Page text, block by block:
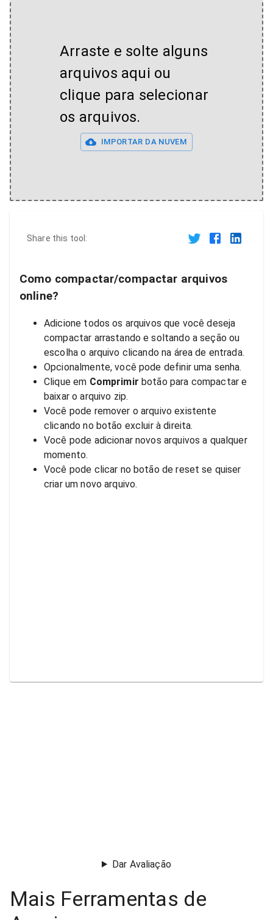
Arraste e solte alguns
arquivos aqui ou
clique para selecionar
os arquivos.
IMPORTAR DA NUVEM
Share this tool:
Como compactar/compactar arquivos
online?
Adicione todos os arquivos que você deseja
compactar arrastando e soltando a seção ou
escolha o arquivo clicando na área de entrada.
Opcionalmente, você pode definir uma senha.
Clique em Comprimir botão para compactar e
baixar o arquivo zip.
Você pode remover o arquivo existente
clicando no botão excluir à direita.
Você pode adicionar novos arquivos a qualquer
momento.
Você pode clicar no botão de reset se quiser
criar um novo arquivo.
Dar Avaliação
Mais Ferramentas de